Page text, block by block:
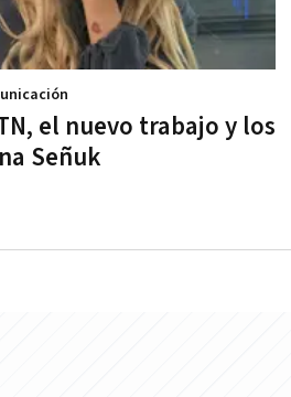
el nuevo trabajo y los
Señuk